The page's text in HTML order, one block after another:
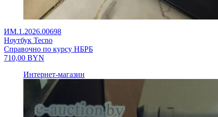
ИМ.1.2026.00698
Ноутбук Tecno
Справочно по курсу НБРБ
710,00 BYN
Интернет-магазин